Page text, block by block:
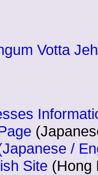
Votta
/
Site (Hong